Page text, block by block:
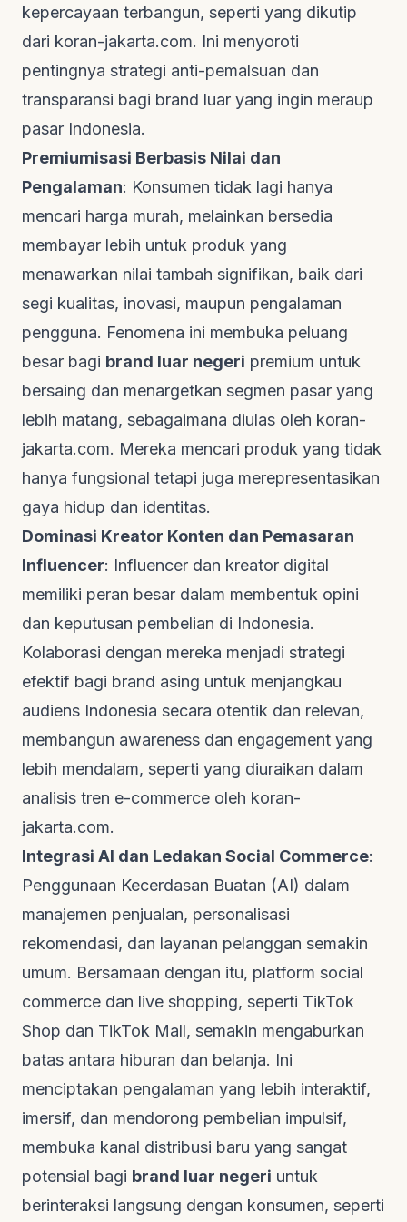
kepercayaan terbangun, seperti yang dikutip
dari koran-jakarta.com. Ini menyoroti
pentingnya strategi anti-pemalsuan dan
transparansi bagi brand luar yang ingin meraup
pasar Indonesia.
Premiumisasi Berbasis Nilai dan
Pengalaman: Konsumen tidak lagi hanya
mencari harga murah, melainkan bersedia
membayar lebih untuk produk yang
menawarkan nilai tambah signifikan, baik dari
segi kualitas, inovasi, maupun pengalaman
pengguna. Fenomena ini membuka peluang
besar bagi brand luar negeri premium untuk
bersaing dan menargetkan segmen pasar yang
lebih matang, sebagaimana diulas oleh koran-
jakarta.com. Mereka mencari produk yang tidak
hanya fungsional tetapi juga merepresentasikan
gaya hidup dan identitas.
Dominasi Kreator Konten dan Pemasaran
Influencer: Influencer dan kreator digital
memiliki peran besar dalam membentuk opini
dan keputusan pembelian di Indonesia.
Kolaborasi dengan mereka menjadi strategi
efektif bagi brand asing untuk menjangkau
audiens Indonesia secara otentik dan relevan,
membangun awareness dan engagement yang
lebih mendalam, seperti yang diuraikan dalam
analisis tren e-commerce oleh koran-
jakarta.com.
Integrasi AI dan Ledakan Social Commerce:
Penggunaan Kecerdasan Buatan (AI) dalam
manajemen penjualan, personalisasi
rekomendasi, dan layanan pelanggan semakin
umum. Bersamaan dengan itu, platform social
commerce dan live shopping, seperti TikTok
Shop dan TikTok Mall, semakin mengaburkan
batas antara hiburan dan belanja. Ini
menciptakan pengalaman yang lebih interaktif,
imersif, dan mendorong pembelian impulsif,
membuka kanal distribusi baru yang sangat
potensial bagi brand luar negeri untuk
berinteraksi langsung dengan konsumen, seperti